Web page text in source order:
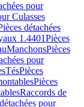
pour
Culasses
détachées
1.4401Pièces
ManchonsPièces
pour
TésPièces
Pièces
Raccords de
pour